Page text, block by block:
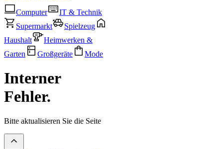
Computer
IT & Technik
Supermarkt
Spielzeug
Haushalt
Heimwerken &
Garten
Großgeräte Mode
Interner
Fehler.
Bitte aktualisieren Sie die Seite